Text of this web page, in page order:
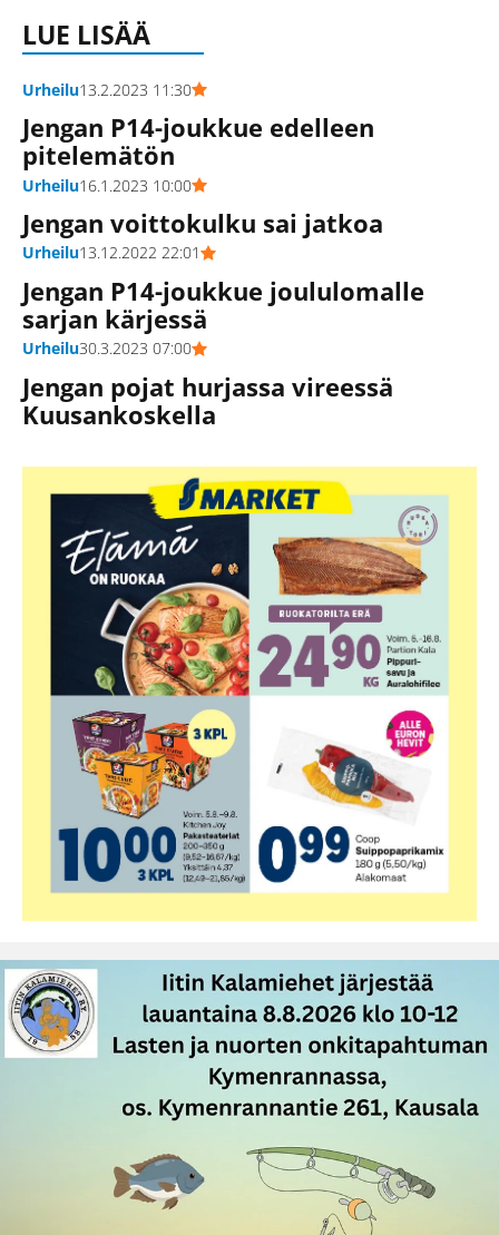
LUE LISÄÄ
Urheilu13.2.2023 11:30
Jengan P14-joukkue edelleen
pitelemätön
Urheilu16.1.2023 10:00
Jengan voittokulku sai jatkoa
Urheilu13.12.2022 22:01
Jengan P14-joukkue joululomalle
sarjan kärjessä
Urheilu30.3.2023 07:00
Jengan pojat hurjassa vireessä
Kuusankoskella